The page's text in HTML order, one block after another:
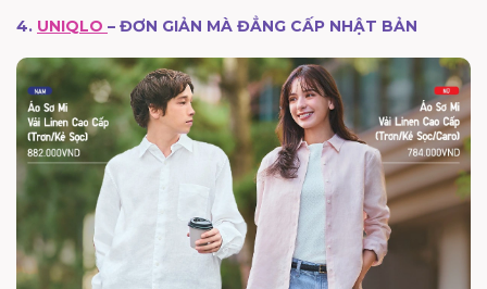
4. UNIQLO – ĐƠN GIẢN MÀ ĐẲNG CẤP NHẬT BẢN